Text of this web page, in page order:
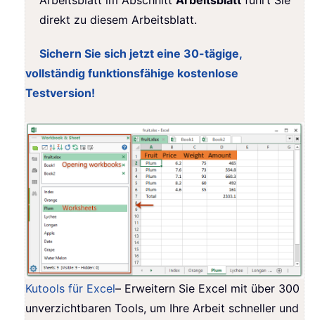
direkt zu diesem Arbeitsblatt.
Sichern Sie sich jetzt eine 30-tägige,
vollständig funktionsfähige kostenlose
Testversion!
Kutools für Excel– Erweitern Sie Excel mit über 300
unverzichtbaren Tools, um Ihre Arbeit schneller und